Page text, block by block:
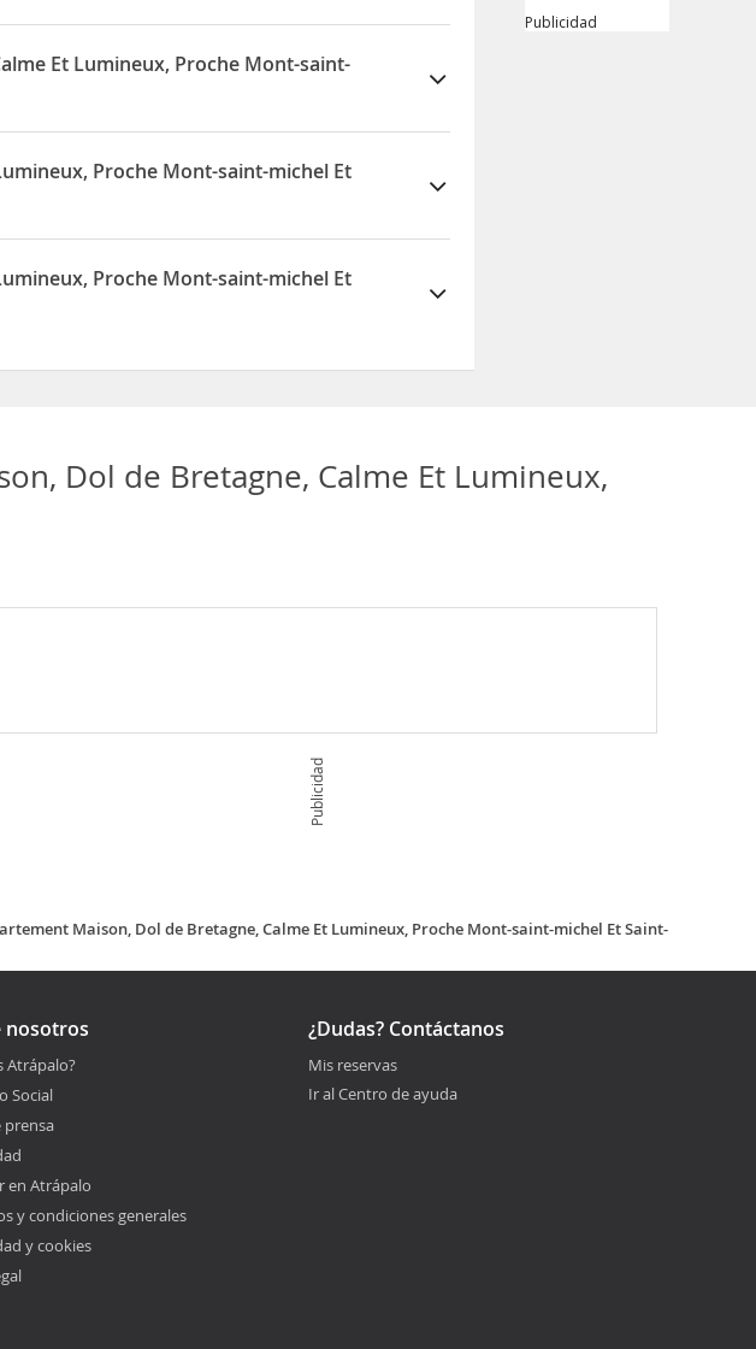
Et Lumineux, Proche Mont-saint-
saint-michel Et Saint-malo está situado en
Proche Mont-saint-michel Et
saint-michel Et Saint-malo dispone de
Proche Mont-saint-michel Et
Publicidad
Dol de Bretagne, Calme Et Lumineux,
Publicidad
Maison, Dol de Bretagne, Calme Et Lumineux, Proche Mont-saint-michel Et Saint-
nosotros
Atrápalo?
Social
prensa
en Atrápalo
y condiciones generales
y cookies
¿Dudas? Contáctanos
Mis reservas
Ir al Centro de ayuda